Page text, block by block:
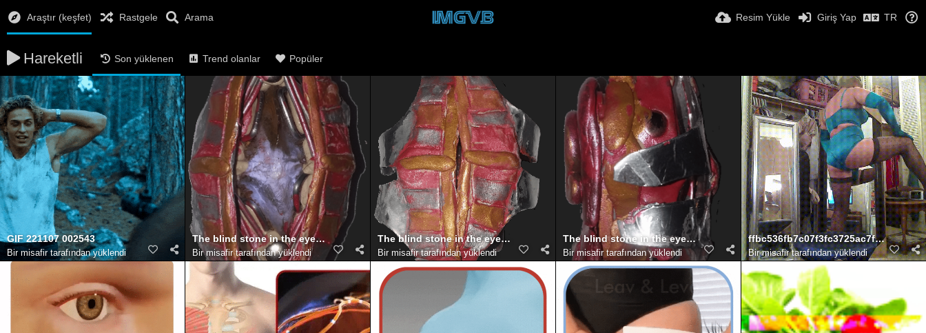
Araştır (keşfet) Rastgele Arama Resim Yükle Giriş Yap TR
Hareketli Son yüklenen Trend olanlar Popüler
GIF 221107 002543
Bir misafir tarafından yüklendi
The blind stone in the eyes of agnibaan
Bir misafir tarafından yüklendi
The blind stone in the eyes of agnibaan that glows
Bir misafir tarafından yüklendi
The blind stone in the eyes of agnibaan rotations
Bir misafir tarafından yüklendi
ffbc536fb7c07f3fc3725ac7fa7085d4
Bir misafir tarafından yüklendi